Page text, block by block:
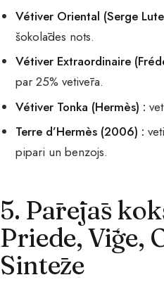
Vétiver Oriental (Serge
šokolādes nots.
Vétiver Extraordinaire
par 25% vetivēra.
Vétiver Tonka (Hermès) :
Terre d’Hermès (2006) :
pipari un benzojs.
5. Pārējās
Priede, Vīģe,
Sintēze